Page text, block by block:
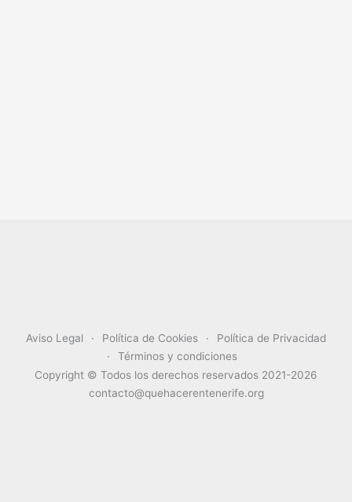
Aviso Legal Política de Cookies
Política de Privacidad
Términos y condiciones
Copyright © Todos los derechos reservados 2021-2026
contacto@quehacerentenerife.org